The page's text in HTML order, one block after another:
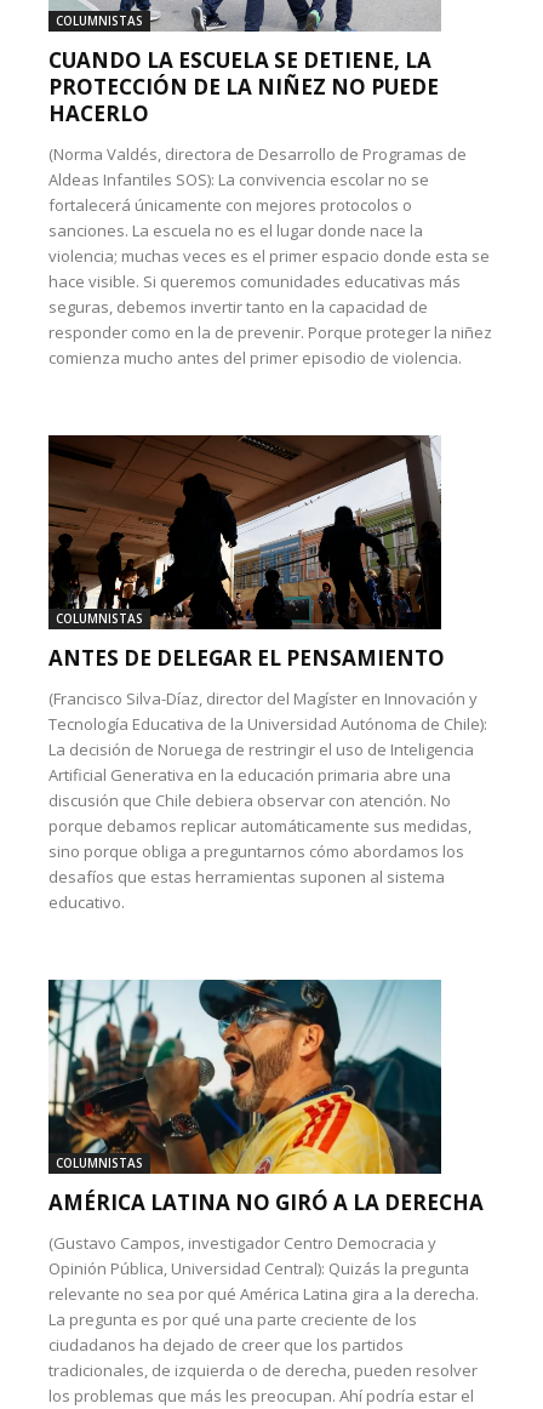
COLUMNISTAS
CUANDO LA ESCUELA SE DETIENE, LA
PROTECCIÓN DE LA NIÑEZ NO PUEDE
HACERLO
(Norma Valdés, directora de Desarrollo de Programas de
Aldeas Infantiles SOS): La convivencia escolar no se
fortalecerá únicamente con mejores protocolos o
sanciones. La escuela no es el lugar donde nace la
violencia; muchas veces es el primer espacio donde esta se
hace visible. Si queremos comunidades educativas más
seguras, debemos invertir tanto en la capacidad de
responder como en la de prevenir. Porque proteger la niñez
comienza mucho antes del primer episodio de violencia.
COLUMNISTAS
ANTES DE DELEGAR EL PENSAMIENTO
(Francisco Silva-Díaz, director del Magíster en Innovación y
Tecnología Educativa de la Universidad Autónoma de Chile):
La decisión de Noruega de restringir el uso de Inteligencia
Artificial Generativa en la educación primaria abre una
discusión que Chile debiera observar con atención. No
porque debamos replicar automáticamente sus medidas,
sino porque obliga a preguntarnos cómo abordamos los
desafíos que estas herramientas suponen al sistema
educativo.
COLUMNISTAS
AMÉRICA LATINA NO GIRÓ A LA DERECHA
(Gustavo Campos, investigador Centro Democracia y
Opinión Pública, Universidad Central): Quizás la pregunta
relevante no sea por qué América Latina gira a la derecha.
La pregunta es por qué una parte creciente de los
ciudadanos ha dejado de creer que los partidos
tradicionales, de izquierda o de derecha, pueden resolver
los problemas que más les preocupan. Ahí podría estar el